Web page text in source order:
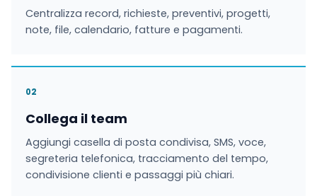
Centralizza record, richieste, preventivi, progetti,
note, file, calendario, fatture e pagamenti.
02
Collega il team
Aggiungi casella di posta condivisa, SMS, voce,
segreteria telefonica, tracciamento del tempo,
condivisione clienti e passaggi più chiari.